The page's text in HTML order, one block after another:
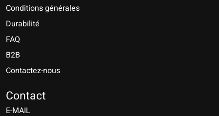
Conditions générales
Durabilité
FAQ
B2B
Contactez-nous
Contact
E-MAIL